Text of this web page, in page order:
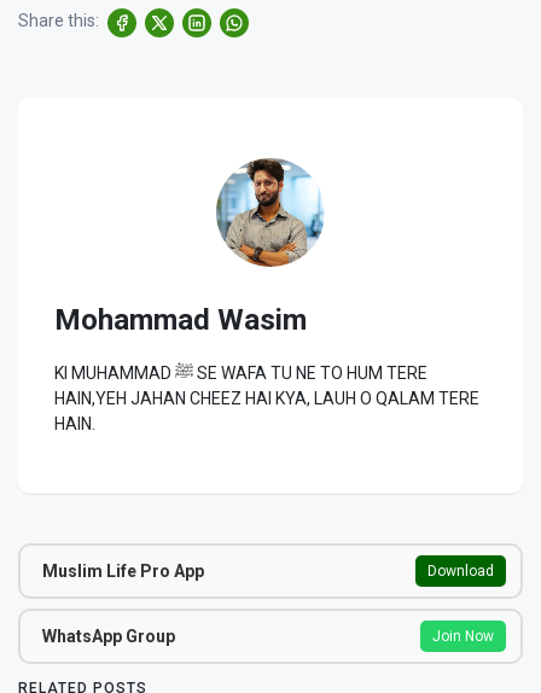
Share this:
Mohammad Wasim
KI MUHAMMAD ﷺ SE WAFA TU NE TO HUM TERE
HAIN,YEH JAHAN CHEEZ HAI KYA, LAUH O QALAM TERE
HAIN.
Muslim Life Pro App Download
WhatsApp Group Join Now
RELATED POSTS